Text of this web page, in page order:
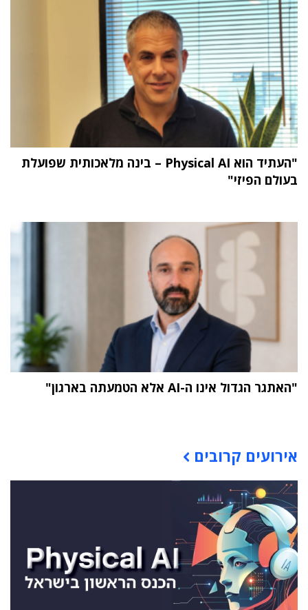
"העתיד הוא Physical AI – בינה מלאכותית שפועלת
בעולם הפיזי"
"האתגר הגדול אינו ה-AI אלא הטמעתה בארגון"
אירועים קרובים